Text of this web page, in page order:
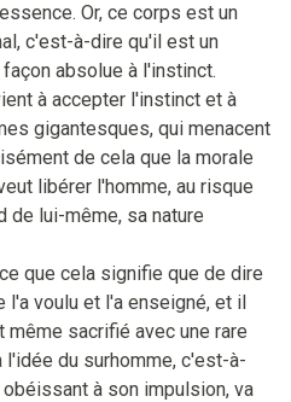
Or, ce corps est un
c'est-à-dire qu'il est un
absolue à l'instinct.
à accepter l'instinct et à
gigantesques, qui menacent
de cela que la morale
libérer l'homme, au risque
de lui-même, sa nature
que cela signifie que de dire
l'a voulu et l'a enseigné, et il
sacrifié avec une rare
du surhomme, c'est-à-
à son impulsion, va